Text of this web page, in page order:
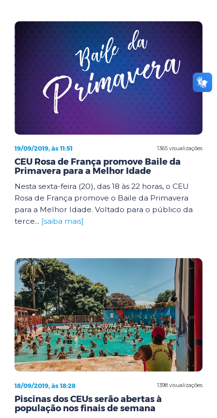
1365 visualizações
19/09/2019, às 11:51
CEU Rosa de França promove Baile da
Primavera para a Melhor Idade
Nesta sexta-feira (20), das 18 às 22 horas, o CEU
Rosa de França promove o Baile da Primavera
para a Melhor Idade. Voltado para o público da
terce... [saiba mais]
1398 visualizações
18/09/2019, às 18:28
Piscinas dos CEUs serão abertas à
população nos finais de semana